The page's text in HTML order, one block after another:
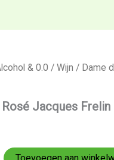
& 0.0 / Wijn / Dame
Jacques Frelin